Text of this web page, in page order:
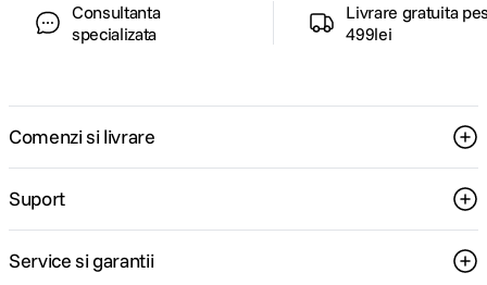
Consultanta
specializata
Livrare gratuita
499lei
Comenzi si livrare
Suport
Service si garantii